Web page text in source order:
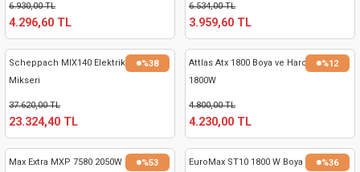
6.930,00 TL
4.296,60 TL
6.534,00 TL
3.959,60 TL
%38
Scheppach MIX140 Elektrikli Beton
Mikseri
37.620,00 TL
23.324,40 TL
%12
Attlas Atx 1800 Boya ve Harc Mikseri
1800W
4.800,00 TL
4.230,00 TL
%53
Max Extra MXP 7580 2050W 220V Çift
%36
EuroMax ST10 1800 W Boya Karıştırıcı